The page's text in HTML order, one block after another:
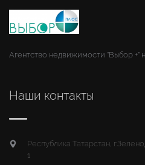
Агентство недвижимости "Выбор +"
Наши контакты
Республика Татарстан,
1